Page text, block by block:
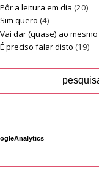
Pôr a leitura em dia (20)
Sim quero (4)
Vai dar (quase) ao mesmo
É preciso falar disto (19)